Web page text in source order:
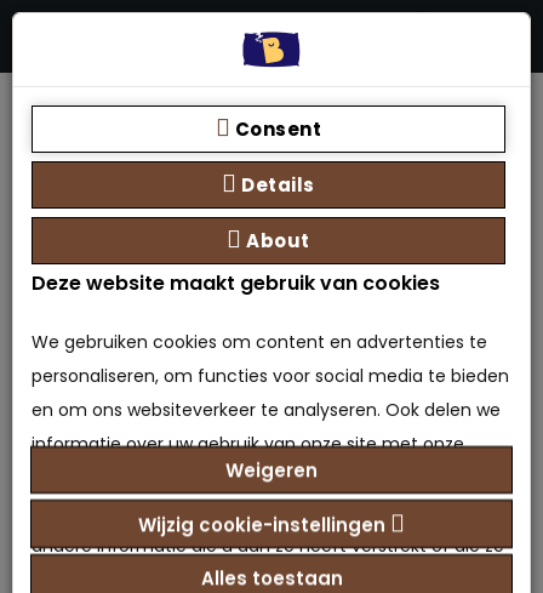
Zoeken
Achthoekig matras op
maat
Geef beoordeling
Bedden Plein 40-45 B.V.
Model: OPM-7110242748523
Beschikbaarheid: Op voorraad
Prijs€90,00
Consent
Details
About
Deze website maakt gebruik van cookies
We gebruiken cookies om content en advertenties te
personaliseren, om functies voor social media te bieden
en om ons websiteverkeer te analyseren. Ook delen we
informatie over uw gebruik van onze site met onze
partners voor social media, adverteren en analyse. Deze
partners kunnen deze gegevens combineren met
andere informatie die u aan ze heeft verstrekt of die ze
hebben verzameld op basis van uw gebruik van hun
Weigeren
Wijzig cookie-instellingen
Alles toestaan